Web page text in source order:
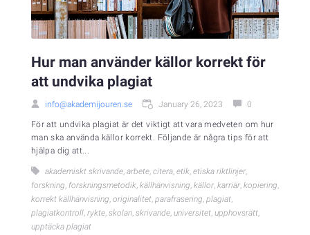
Hur man använder källor korrekt för
att undvika plagiat
info@akademijouren.se January 26, 2023 0
För att undvika plagiat är det viktigt att vara medveten om hur
man ska använda källor korrekt. Följande är några tips för att
hjälpa dig att...
akademiskt skrivande, arbete, citera, etik, etiska riktlinjer,
forskning, forskningsmetodik, källhänvisning, källor, karriär, kopiering,
korrekt källhänvisning, originalitet, parafrasering, plagiat,
plagiatkontroll, rykte, skolan, skrivande, universitet, upphovsrätt,
upptäcka plagiat